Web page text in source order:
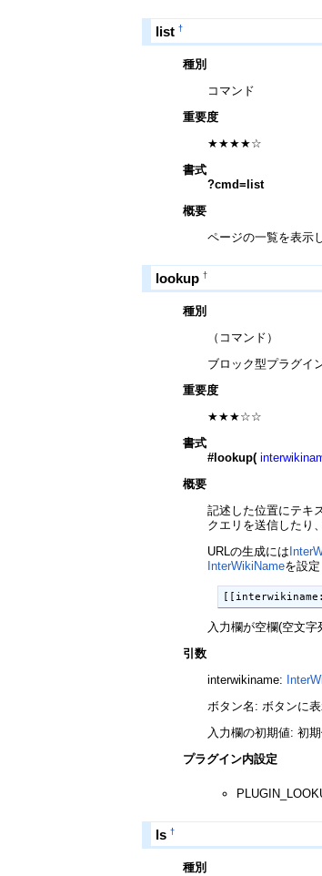
list †
種別
コマンド
重要度
★★★★☆
書式
?cmd=list
概要
ページの一覧を表示
lookup †
種別
（コマンド）
ブロック型プラグイ
重要度
★★★☆☆
書式
#lookup(
概要
記述した位置にテキ
クエリを送信したり
URLの生成には
InterWikiNameを設
[[interwikiname:
入力欄が空欄(空文
引数
interwikiname:
ボタン名: ボタンに
入力欄の初期値: 初
プラグイン内設定
ls †
種別